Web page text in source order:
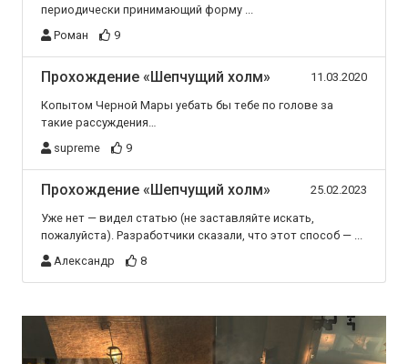
периодически принимающий форму ...
Роман
9
Прохождение «Шепчущий холм» 11.03.2020
Копытом Черной Мары уебать бы тебе по голове за
такие рассуждения…
supreme
9
Прохождение «Шепчущий холм» 25.02.2023
Уже нет — видел статью (не заставляйте искать,
пожалуйста). Разработчики сказали, что этот способ — ...
Александр
8